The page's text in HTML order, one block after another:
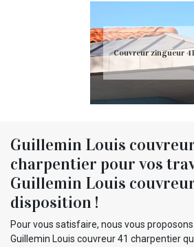
Couvreur zingueur 41
Guillemin Louis
charpentier pour vos
Guillemin Louis
disposition !
Pour vous satisfaire, nous vous
Guillemin Louis couvreur 41 charpentier